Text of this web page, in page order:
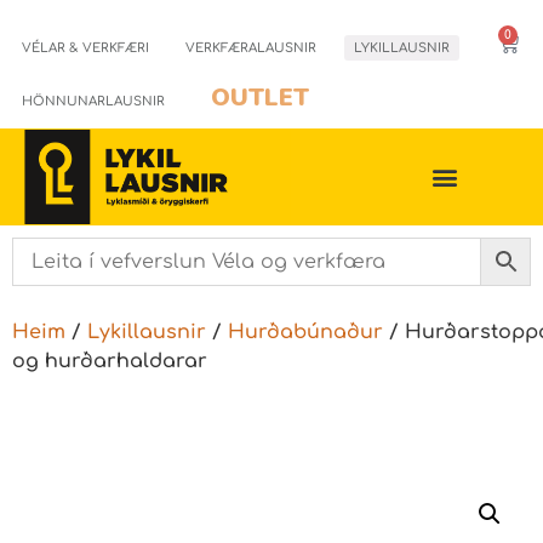
VÉLAR & VERKFÆRI VERKFÆRALAUSNIR LYKILLAUSNIR
HÖNNUNARLAUSNIR OUTLET
0
Heim / Lykillausnir / Hurðabúnaður /
og hurðarhaldarar